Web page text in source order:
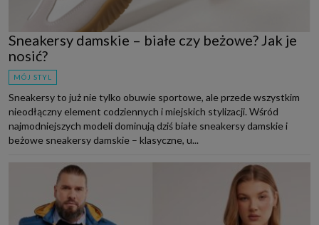
Sneakersy damskie – białe czy beżowe? Jak je
nosić?
MÓJ STYL
Sneakersy to już nie tylko obuwie sportowe, ale przede wszystkim
nieodłączny element codziennych i miejskich stylizacji. Wśród
najmodniejszych modeli dominują dziś białe sneakersy damskie i
beżowe sneakersy damskie – klasyczne, u...